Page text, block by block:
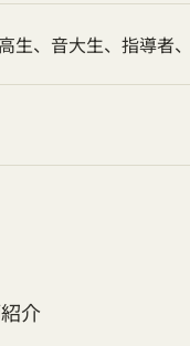
生、音大生、指導者
介